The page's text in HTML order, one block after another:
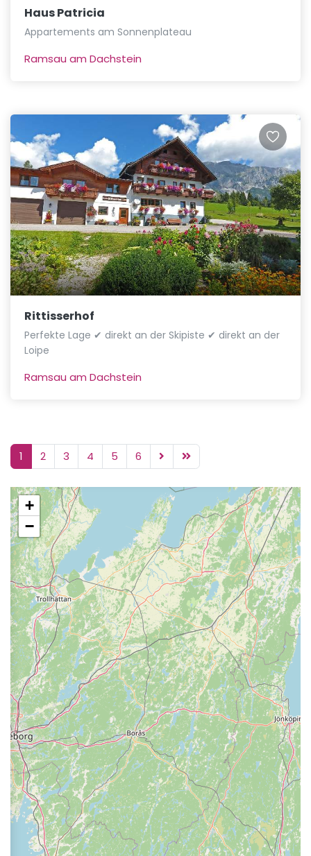
Haus Patricia
Appartements am Sonnenplateau
Ramsau am Dachstein
Rittisserhof
Perfekte Lage ✔ direkt an der Skipiste ✔ direkt an der
Loipe
Ramsau am Dachstein
1 2 3 4 5 6
+
−